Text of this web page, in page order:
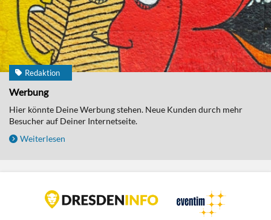
Redaktion
Werbung
Hier könnte Deine Werbung stehen. Neue Kunden durch mehr
Besucher auf Deiner Internetseite.
Weiterlesen